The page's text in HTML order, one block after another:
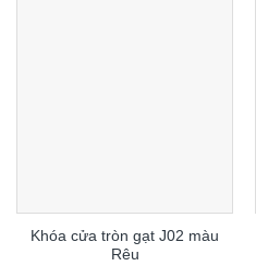
Khóa cửa tròn gạt J02 màu
Rêu